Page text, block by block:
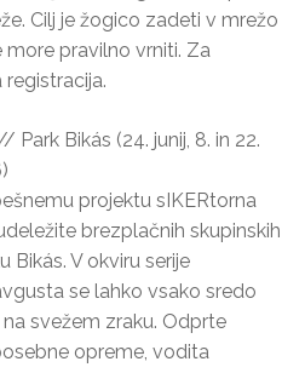
Cilj je žogico zadeti v mrežo
more pravilno vrniti. Za
Park Bikás (24. junij, 8. in 22.
projektu sIKERtorna
brezplačnih skupinskih
Bikás. V okviru serije
se lahko vsako sredo
svežem zraku. Odprte
opreme, vodita